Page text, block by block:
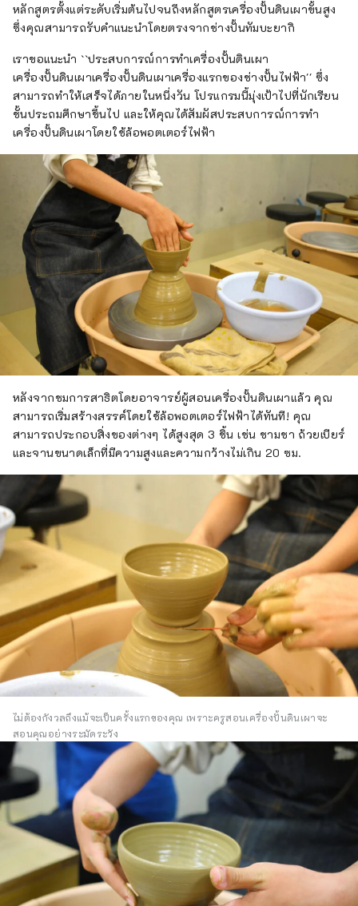
หลักสูตรตั้งแต่ระดับเริ่มต้นไปจนถึงหลักสูตรเครื่องปั้นดินเผาขั้นสูง
ซึ่งคุณสามารถรับคำแนะนำโดยตรงจากช่างปั้นทัมบะยากิ
เราขอแนะนำ ``ประสบการณ์การทำเครื่องปั้นดินเผา
เครื่องปั้นดินเผาเครื่องปั้นดินเผาเครื่องแรกของช่างปั้นไฟฟ้า'' ซึ่ง
สามารถทำให้เสร็จได้ภายในหนึ่งวัน โปรแกรมนี้มุ่งเป้าไปที่นักเรียน
ชั้นประถมศึกษาขึ้นไป และให้คุณได้สัมผัสประสบการณ์การทำ
เครื่องปั้นดินเผาโดยใช้ล้อพอตเตอร์ไฟฟ้า
หลังจากชมการสาธิตโดยอาจารย์ผู้สอนเครื่องปั้นดินเผาแล้ว คุณ
สามารถเริ่มสร้างสรรค์โดยใช้ล้อพอตเตอร์ไฟฟ้าได้ทันที! คุณ
สามารถประกอบสิ่งของต่างๆ ได้สูงสุด 3 ชิ้น เช่น ชามชา ถ้วยเบียร์
และจานขนาดเล็กที่มีความสูงและความกว้างไม่เกิน 20 ซม.
ไม่ต้องกังวลถึงแม้จะเป็นครั้งแรกของคุณ เพราะครูสอนเครื่องปั้นดินเผาจะ
สอนคุณอย่างระมัดระวัง